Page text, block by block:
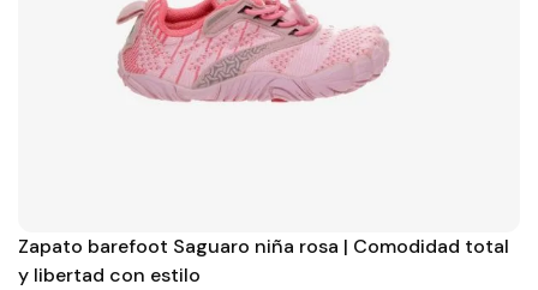
Zapato barefoot Saguaro niña rosa | Comodidad total
y libertad con estilo